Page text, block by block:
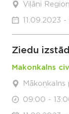
Viļāni
11.09.2023 -
Ziedu
Makonkalns
Mākoņkalns
09:00 -